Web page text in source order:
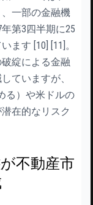
一部の金融機
第3四半期に25
ます [10] [11]。
綻による金融
ていますが、
る）や米ドルの
在的なリスク
不動産市